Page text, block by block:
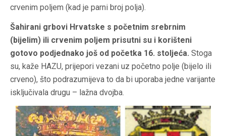
crvenim poljem (kad je parni broj polja).
Šahirani grbovi Hrvatske s početnim srebrnim
(bijelim) ili crvenim poljem prisutni su i korišteni
gotovo podjednako još od početka 16. stoljeća. Stoga
su, kaže HAZU, prijepori vezani uz početno polje (bijelo ili
crveno), što podrazumijeva to da bi uporaba jedne varijante
isključivala drugu – lažna dvojba.